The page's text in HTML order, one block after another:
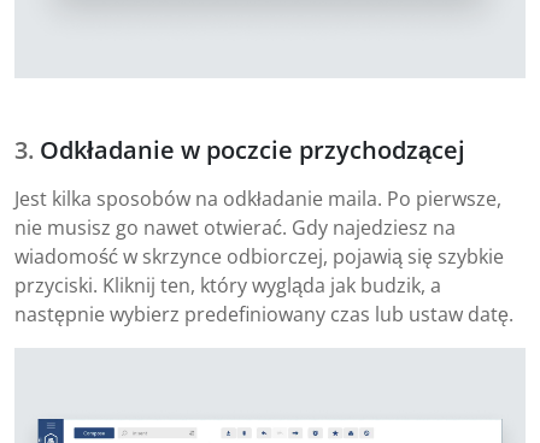
Odkładanie w poczcie przychodzącej
Jest kilka sposobów na odkładanie maila. Po pierwsze,
nie musisz go nawet otwierać. Gdy najedziesz na
wiadomość w skrzynce odbiorczej, pojawią się szybkie
przyciski. Kliknij ten, który wygląda jak budzik, a
następnie wybierz predefiniowany czas lub ustaw datę.